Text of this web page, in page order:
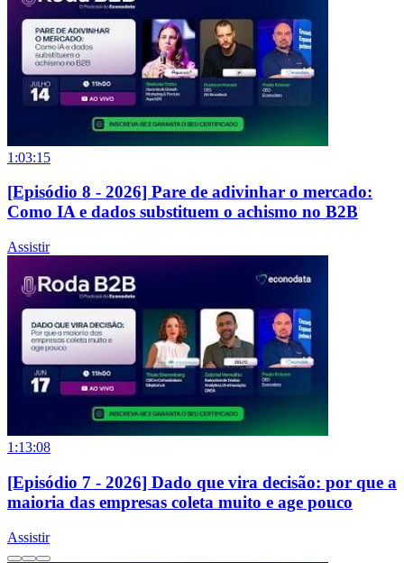
1:03:15
[Episódio 8 - 2026] Pare de adivinhar o mercado:
Como IA e dados substituem o achismo no B2B
Assistir
1:13:08
[Episódio 7 - 2026] Dado que vira decisão: por que a
maioria das empresas coleta muito e age pouco
Assistir